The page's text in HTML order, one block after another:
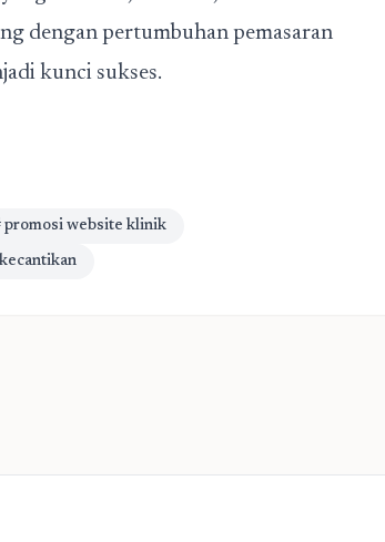
dengan pertumbuhan pemasaran
kunci sukses.
promosi website klinik